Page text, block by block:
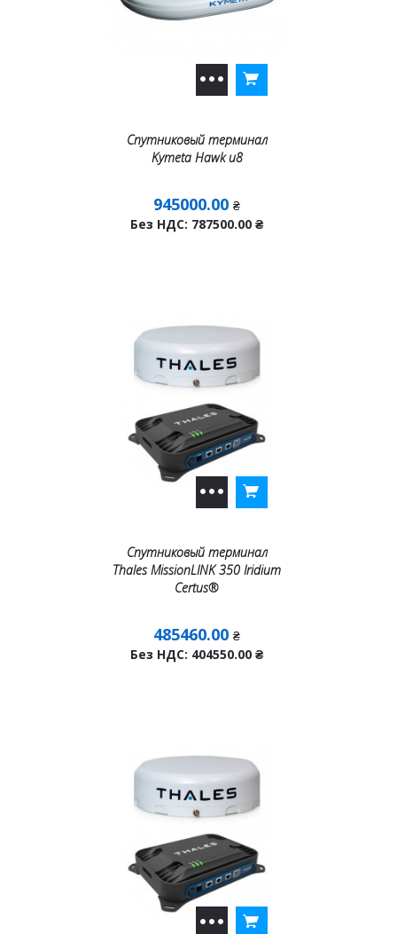
Спутниковый терминал
Kymeta Hawk u8
945000.00 ₴
Без НДС: 787500.00 ₴
Спутниковый терминал
Thales MissionLINK 350 Iridium
Certus®
485460.00 ₴
Без НДС: 404550.00 ₴